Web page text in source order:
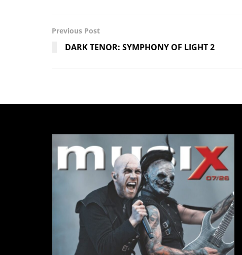
Previous Post
DARK TENOR: SYMPHONY OF LIGHT 2